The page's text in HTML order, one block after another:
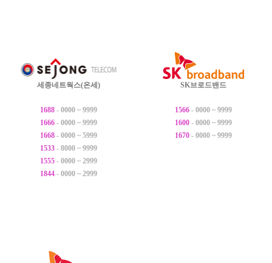
세종네트웍스(온세)
1688 - 0000 ~ 9999
1666 - 0000 ~ 9999
1668 - 0000 ~ 5999
1533 - 8000 ~ 9999
1555 - 0000 ~ 2999
1844 - 0000 ~ 2999
SK브로드밴드
1566- 0000 ~ 9999
1600- 0000 ~ 9999
1670- 0000 ~ 9999